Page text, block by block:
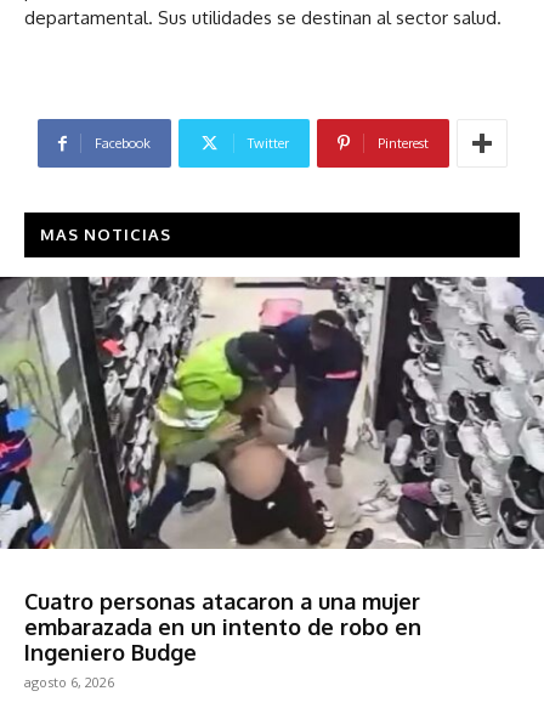
departamental. Sus utilidades se destinan al sector salud.
Facebook Twitter Pinterest
MAS NOTICIAS
Cuatro personas atacaron a una mujer
embarazada en un intento de robo en
Ingeniero Budge
agosto 6, 2026